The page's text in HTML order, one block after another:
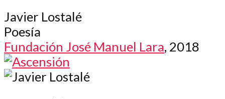
Javier Lostalé
Poesía
Fundación José Manuel Lara, 2018